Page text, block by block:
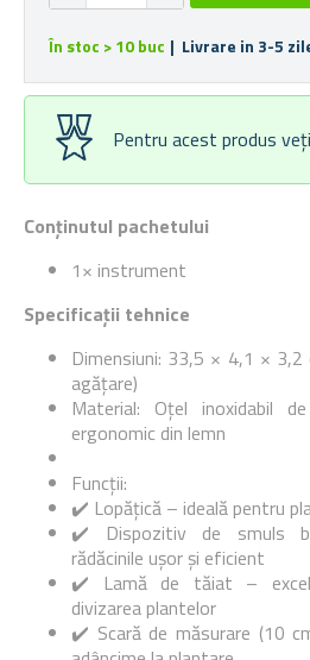
Conținutul pachetului
1× instrument
Specificații tehnice
Dimensiuni: 33,5 × 4,1 ×
agățare)
Material: Oțel inoxidabil
ergonomic din lemn
Funcții:
✔️ Lopățică – ideală pentru
✔️ Dispozitiv de smuls
rădăcinile ușor și eficient
✔️ Lamă de tăiat –
divizarea plantelor
✔️ Scară de măsurare (10
În stoc > 10 buc | Livrare in 3-5
Pentru acest produs